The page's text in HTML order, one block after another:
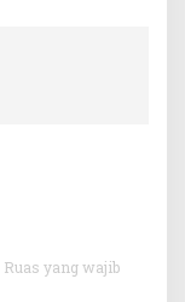
Ruas yang wajib